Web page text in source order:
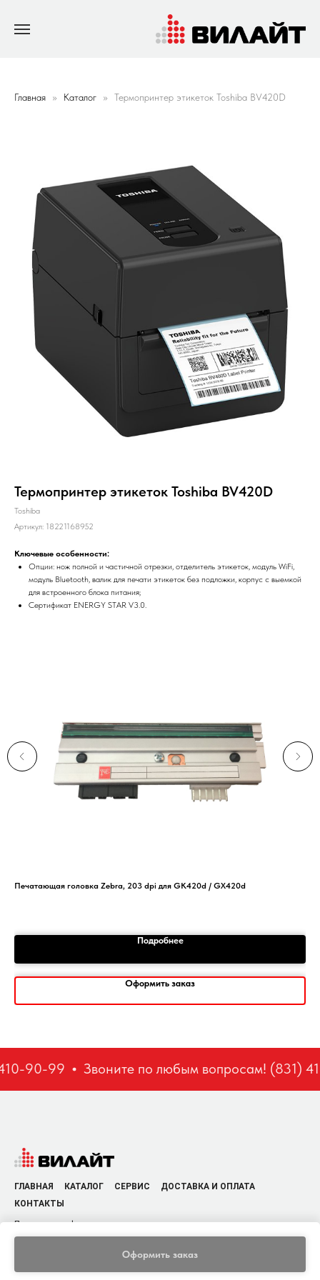
Главная Каталог Термопринтер этикеток Toshiba BV420D
Термопринтер этикеток Toshiba BV420D
Toshiba
Артикул: 18221168952
Оформить заказ
Ключевые особенности:
Опции: нож полной и частичной отрезки, отделитель этикеток, модуль WiFi,
модуль Bluetooth, валик для печати этикеток без подложки, корпус с выемкой
для встроенного блока питания;
Сертификат ENERGY STAR V3.0.
Печатающая головка Zebra, 203 dpi для GK420d / GX420d
Подробнее
Оформить заказ
90-99 Звоните по любым вопросам! (831)
ГЛАВНАЯ КАТАЛОГ СЕРВИС
ДОСТАВКА И ОПЛАТА
КОНТАКТЫ
Политика конфиденциальности